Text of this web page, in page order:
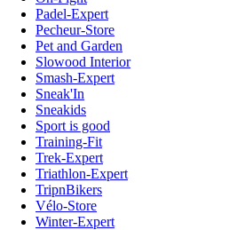
Padel-Expert
Pecheur-Store
Pet and Garden
Slowood Interior
Smash-Expert
Sneak'In
Sneakids
Sport is good
Training-Fit
Trek-Expert
Triathlon-Expert
TripnBikers
Vélo-Store
Winter-Expert